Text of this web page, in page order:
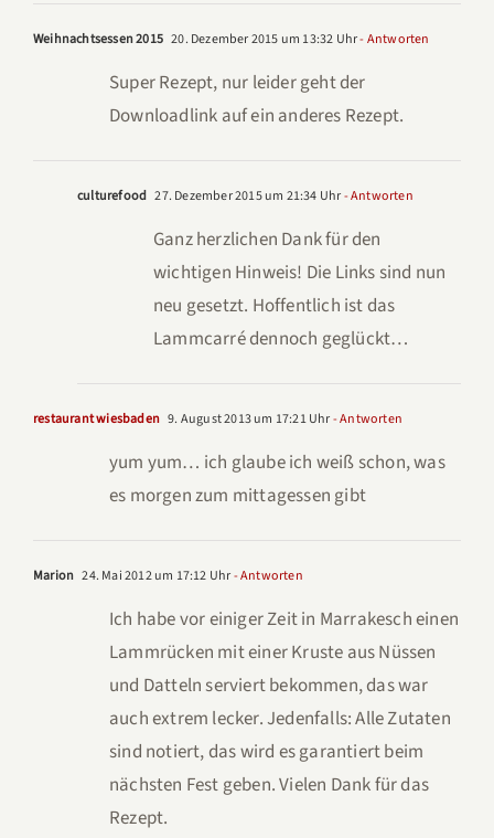
Weihnachtsessen 2015 20. Dezember 2015 um 13:32 Uhr- Antworten
Super Rezept, nur leider geht der
Downloadlink auf ein anderes Rezept.
culturefood 27. Dezember 2015 um 21:34 Uhr- Antworten
Ganz herzlichen Dank für den
wichtigen Hinweis! Die Links sind nun
neu gesetzt. Hoffentlich ist das
Lammcarré dennoch geglückt…
restaurant wiesbaden 9. August 2013 um 17:21 Uhr- Antworten
yum yum… ich glaube ich weiß schon, was
es morgen zum mittagessen gibt
Marion 24. Mai 2012 um 17:12 Uhr- Antworten
Ich habe vor einiger Zeit in Marrakesch einen
Lammrücken mit einer Kruste aus Nüssen
und Datteln serviert bekommen, das war
auch extrem lecker. Jedenfalls: Alle Zutaten
sind notiert, das wird es garantiert beim
nächsten Fest geben. Vielen Dank für das
Rezept.